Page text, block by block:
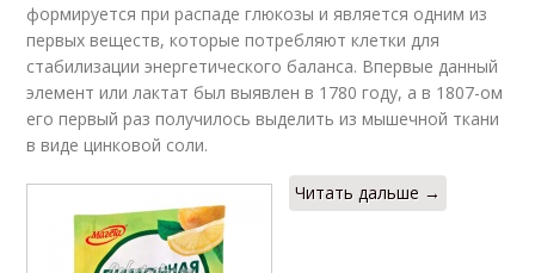
формируется при распаде глюкозы и является одним из
первых веществ, которые потребляют клетки для
стабилизации энергетического баланса. Впервые данный
элемент или лактат был выявлен в 1780 году, а в 1807-ом
его первый раз получилось выделить из мышечной ткани
в виде цинковой соли.
Читать дальше →